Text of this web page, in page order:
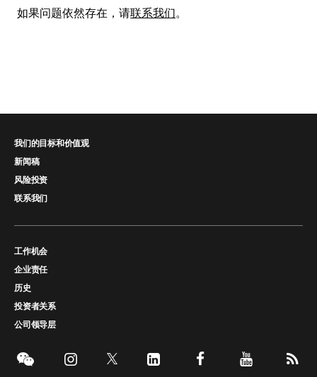
如果问题依然存在，请联系我们。
我们的目标和价值观
新闻稿
风险投资
联系我们
工作机会
企业责任
历史
投资者关系
公司领导层